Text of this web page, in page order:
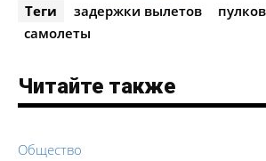
Теги задержки вылетов
самолеты
Читайте также
Общество